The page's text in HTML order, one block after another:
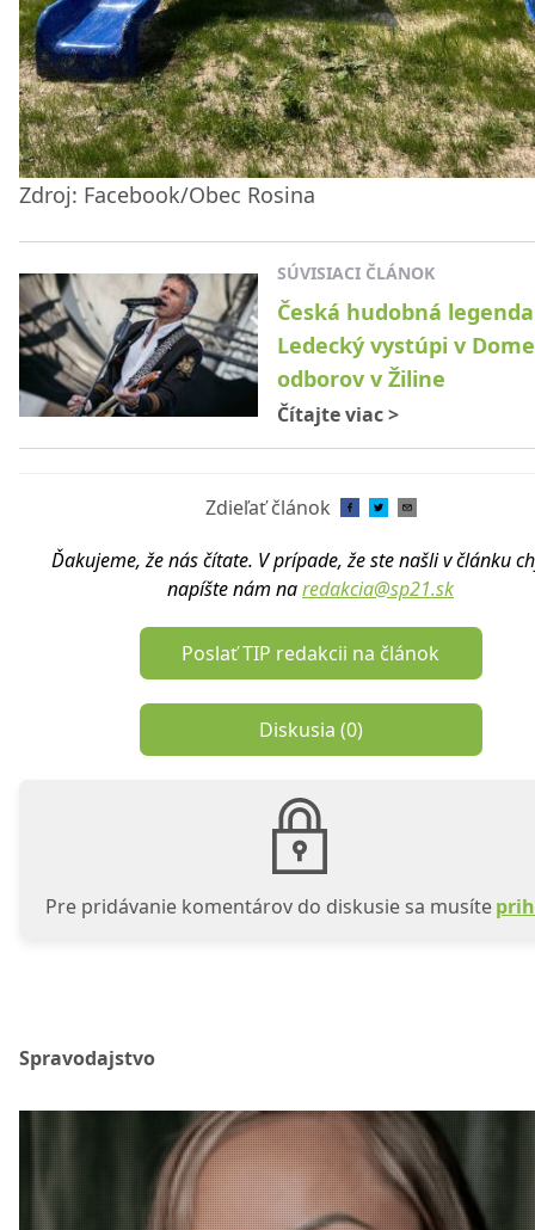
Zdroj: Facebook/Obec Rosina
SÚVISIACI ČLÁNOK
Česká hudobná
Ledecký vystúpi v Dome
odborov v Žiline
Čítajte viac>
Zdieľať článok
Ďakujeme, že nás čítate. V prípade, že ste našli v článku
napíšte nám naredakcia@sp21.sk
Poslať TIP redakcii na článok
Diskusia (0)
Pre pridávanie komentárov do diskusie sa musíte
Spravodajstvo